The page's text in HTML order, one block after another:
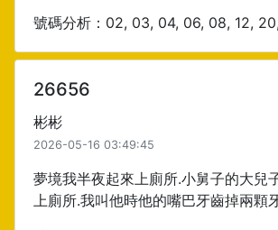
號碼分析：02, 03, 04, 06, 08, 12,
26656
彬彬
2026-05-16 03:49:45
夢境我半夜起來上廁所.小舅子的大兒
上廁所.我叫他時他的嘴巴牙齒掉兩顆